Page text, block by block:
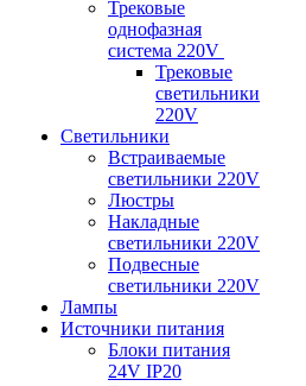
Трековые
однофазная
система 220V
Трековые
светильники
220V
Светильники
Встраиваемые
светильники 220V
Люстры
Накладные
светильники 220V
Подвесные
светильники 220V
Лампы
Источники питания
Блоки питания
24V IP20